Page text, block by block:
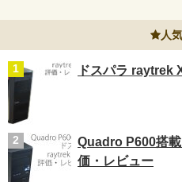
人
ドスパラ raytrek
Quadro P600搭
価・レビュー